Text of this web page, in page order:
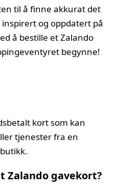
til å finne akkurat det
og oppdatert på
å bestille et Zalando
begynne!
kort som kan
tjenester fra en
Zalando gavekort?